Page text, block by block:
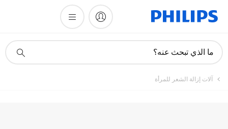
دعم
ما الذي تبحث عنه؟
آلات إزالة الشعر للمرأة